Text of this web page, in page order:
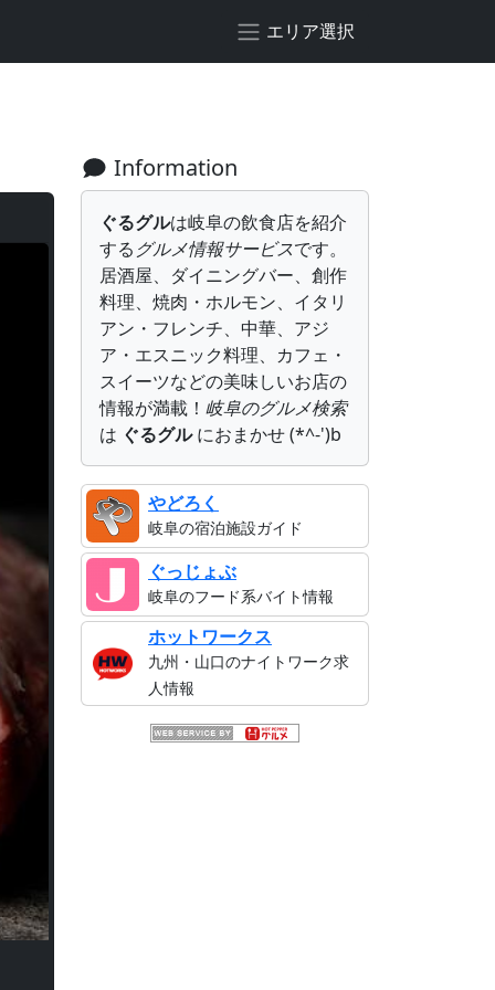
Information
ぐるグルは岐阜の飲食店を紹介
する グルメ情報サービスです。
居酒屋、ダイニングバー、創作
料理、焼肉・ホルモン、イタリ
アン・フレンチ、中華、アジ
ア・エスニック料理、カフェ・
スイーツなどの美味しいお店の
情報が満載！ 岐阜のグルメ検索
は ぐるグルにおまかせ (*^-')b
やどろく
岐阜の宿泊施設ガイド
ぐっじょぶ
岐阜のフード系バイト情報
ホットワークス
九州・山口のナイトワーク求
人情報
エリア選択